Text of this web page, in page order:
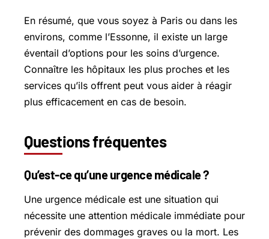
En résumé, que vous soyez à Paris ou dans les
environs, comme l’Essonne, il existe un large
éventail d’options pour les soins d’urgence.
Connaître les hôpitaux les plus proches et les
services qu’ils offrent peut vous aider à réagir
plus efficacement en cas de besoin.
Questions fréquentes
Qu’est-ce qu’une urgence médicale ?
Une urgence médicale est une situation qui
nécessite une attention médicale immédiate pour
prévenir des dommages graves ou la mort. Les